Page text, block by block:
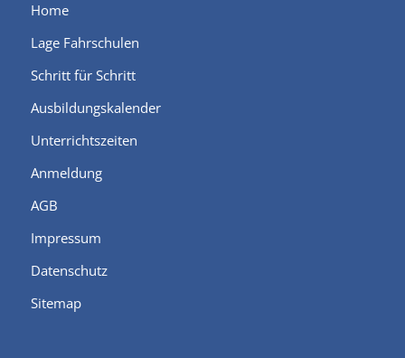
Home
Lage Fahrschulen
Schritt für Schritt
Ausbildungskalender
Unterrichtszeiten
Anmeldung
AGB
Impressum
Datenschutz
Sitemap